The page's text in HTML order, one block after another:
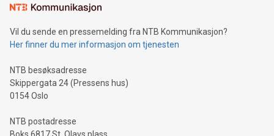
Vil du sende en pressemelding fra NTB Kommunikasjon?
Her finner du mer informasjon om tjenesten
NTB besøksadresse
Skippergata 24 (Pressens hus)
0154 Oslo
NTB postadresse